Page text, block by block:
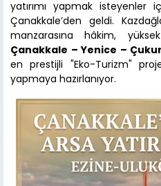
yatırımı yapmak isteyenler
Çanakkale’den geldi.
manzarasına hâkim,
Çanakkale – Yenice –
en prestijli "Eko-Turizm"
yapmaya hazırlanıyor.